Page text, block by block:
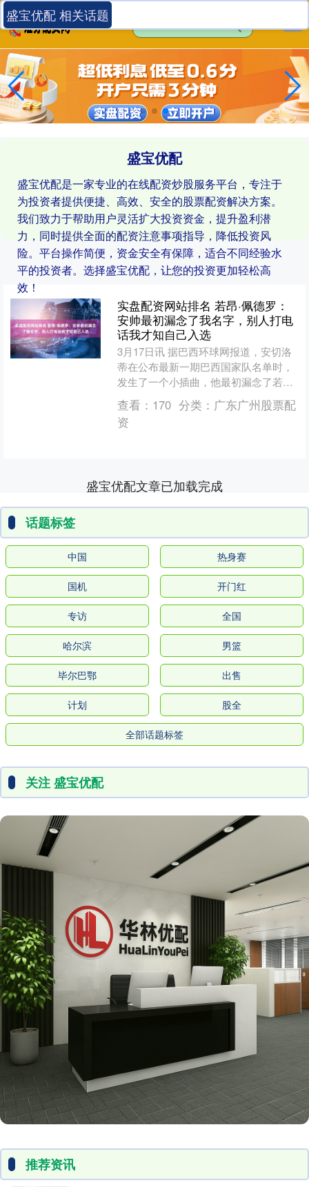
盛宝优配
盛宝优配是一家专业的在线配资炒股服务平台，专注于
为投资者提供便捷、高效、安全的股票配资解决方案。
我们致力于帮助用户灵活扩大投资资金，提升盈利潜
力，同时提供全面的配资注意事项指导，降低投资风
险。平台操作简便，资金安全有保障，适合不同经验水
平的投资者。选择盛宝优配，让您的投资更加轻松高
效！
盛宝优配 相关话题
实盘配资网站排名 若昂·佩德罗：
安帅最初漏念了我名字，别人打电
话我才知自己入选
3月17日讯 据巴西环球网报道，安切洛
蒂在公布最新一期巴西国家队名单时，
发生了一个小插曲，他最初漏念了若昂·
佩德罗的名字，几分钟后才发现并纠正
了自己的错误。 若....
查看： 170 分类： 广东广州股票配
资
盛宝优配文章已加载完成
话题标签
中国 热身赛
国机 开门红
专访 全国
哈尔滨 男篮
毕尔巴鄂 出售
计划 股全
全部话题标签
关注 盛宝优配
推荐资讯